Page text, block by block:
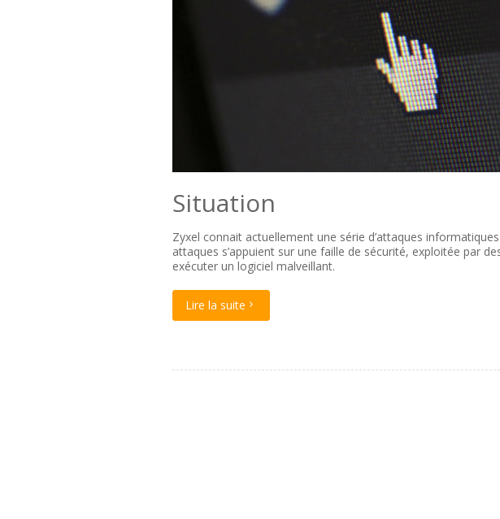
Situation
Zyxel connait actuellement une série d’attaques
attaques s’appuient sur une faille de sécurité, exploitée par
exécuter un logiciel malveillant.
Lire la suite